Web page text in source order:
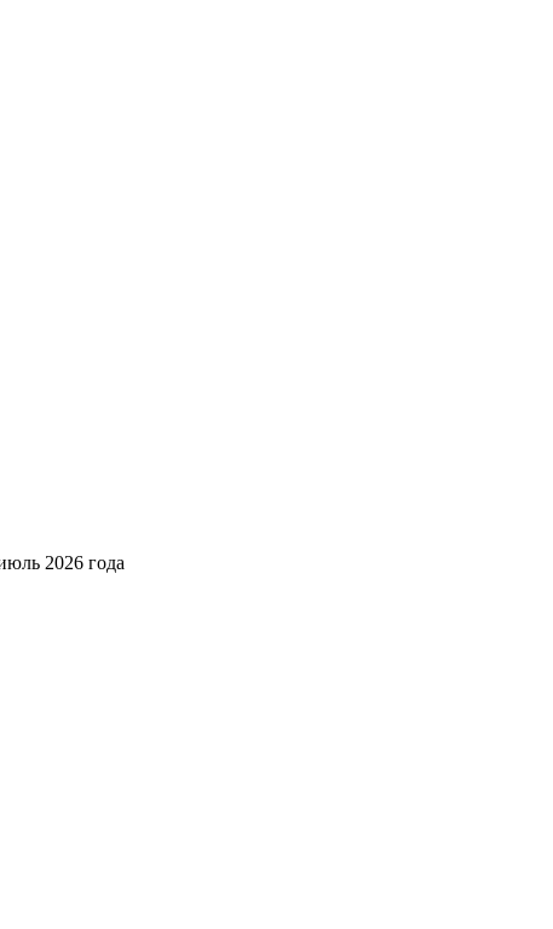
2026 года